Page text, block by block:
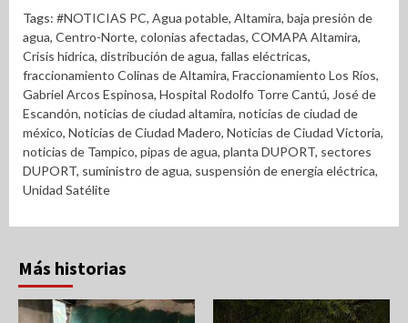
Tags: #NOTICIAS PC, Agua potable, Altamira, baja presión de
agua, Centro-Norte, colonias afectadas, COMAPA Altamira,
Crisis hídrica, distribución de agua, fallas eléctricas,
fraccionamiento Colinas de Altamira, Fraccionamiento Los Ríos,
Gabriel Arcos Espinosa, Hospital Rodolfo Torre Cantú, José de
Escandón, noticias de ciudad altamira, noticias de ciudad de
méxico, Noticias de Ciudad Madero, Noticias de Ciudad Victoria,
noticias de Tampico, pipas de agua, planta DUPORT, sectores
DUPORT, suministro de agua, suspensión de energía eléctrica,
Unidad Satélite
Más historias